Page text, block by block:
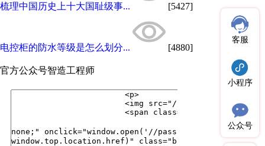
梳理中国历史上十大国耻级事... [5427]
电控柜的防水等级是怎么划分... [4880]
官方公众号智造工程师
客服
小程序
公众号